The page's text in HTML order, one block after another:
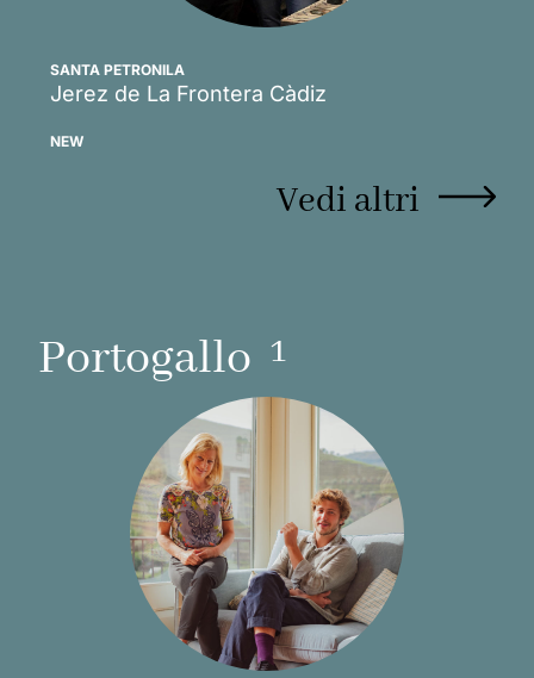
SANTA PETRONILA
Jerez de La Frontera Càdiz
NEW
Scopri
Vedi altri
Portogallo 1